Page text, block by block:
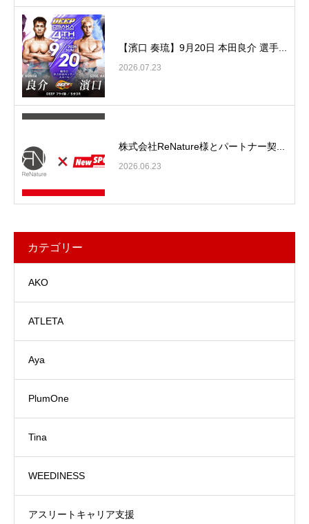
【濱口 奏琉】9月20日 本田良介 選手...
2026.07.23
株式会社ReNature様とパートナー契...
2026.06.23
カテゴリー
AKO
ATLETA
Aya
PlumOne
Tina
WEEDINESS
アスリートキャリア支援